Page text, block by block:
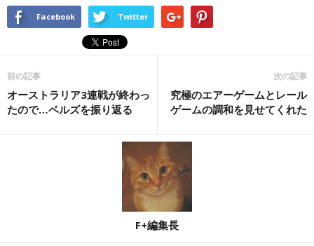
Facebook Twitter
前の記事
オーストラリア3連戦が終わっ
たので…ベルズを振り返る
次の記事
究極のエアーゲームとレール
ゲームの調和を見せてくれた
F+編集長